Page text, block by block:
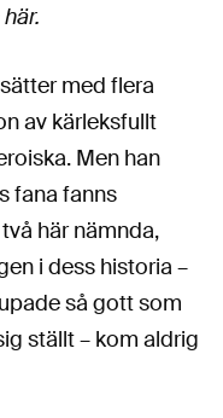
med flera
av kärleksfullt
Men han
fana fanns
här nämnda,
i dess historia –
så gott som
ställt – kom aldrig